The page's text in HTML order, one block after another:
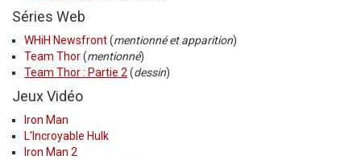
Séries Web
WHiH Newsfront(mentionné et apparition)
Team Thor(mentionné)
Team Thor : Partie 2 (dessin)
Jeux Vidéo
Iron Man
L'Incroyable Hulk
Iron Man 2